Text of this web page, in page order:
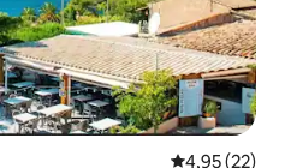
4,95 de uma
4,95 (22)